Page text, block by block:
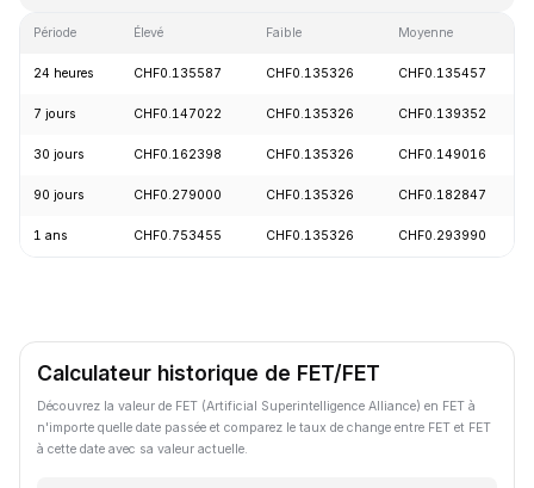
Période Élevé Faible Moyenne
24 heures CHF0.135587 CHF0.135326 CHF0.135457
7 jours CHF0.147022 CHF0.135326 CHF0.139352
30 jours CHF0.162398 CHF0.135326 CHF0.149016
90 jours CHF0.279000 CHF0.135326 CHF0.182847
1 ans CHF0.753455 CHF0.135326 CHF0.293990
Calculateur historique de FET/FET
Découvrez la valeur de FET (Artificial Superintelligence Alliance) en FET à
n'importe quelle date passée et comparez le taux de change entre FET et FET
à cette date avec sa valeur actuelle.